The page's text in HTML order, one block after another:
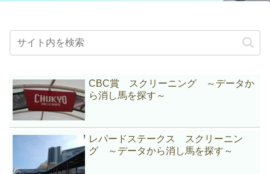
CBC賞 スクリーニング ～データか
ら消し馬を探す～
レパードステークス スクリーニン
グ ～データから消し馬を探す～